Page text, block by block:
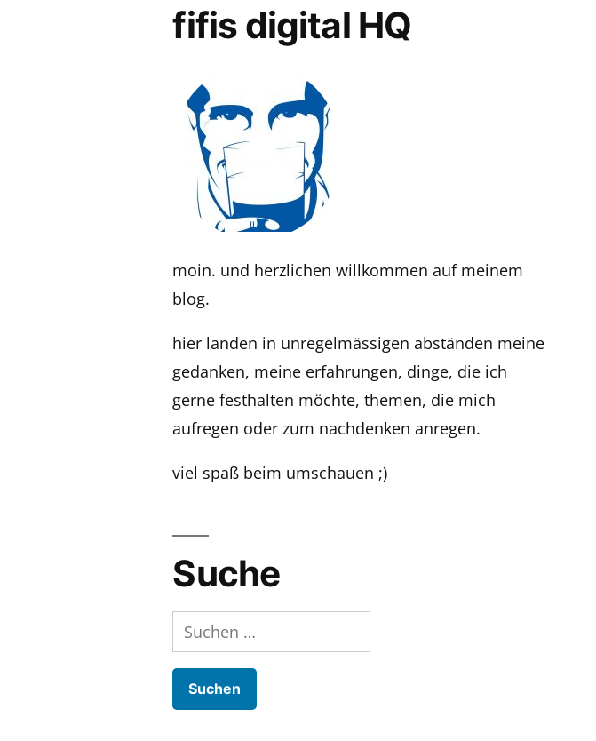
fifis digital HQ
moin. und herzlichen willkommen auf meinem
blog.
hier landen in unregelmässigen abständen meine
gedanken, meine erfahrungen, dinge, die ich
gerne festhalten möchte, themen, die mich
aufregen oder zum nachdenken anregen.
viel spaß beim umschauen ;)
Suche
Suchen
nach: